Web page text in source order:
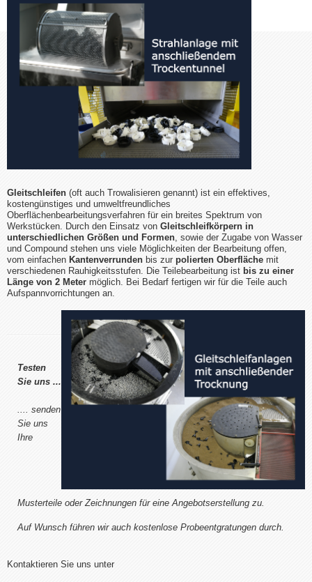
Gleitschleifen (oft auch Trowalisieren genannt) ist ein effektives,
kostengünstiges und umweltfreundliches
Oberflächenbearbeitungsverfahren für ein breites Spektrum von
Werkstücken. Durch den Einsatz von Gleitschleifkörpern in
unterschiedlichen Größen und Formen , sowie der Zugabe von Wasser
und Compound stehen uns viele Möglichkeiten der Bearbeitung offen,
vom einfachen Kantenverrunden bis zur polierten Oberfläche mit
verschiedenen Rauhigkeitsstufen. Die Teilebearbeitung ist bis zu einer
Länge von 2 Meter möglich. Bei Bedarf fertigen wir für die Teile auch
Aufspannvorrichtungen an.
Testen
Sie uns ...
.... senden
Sie uns
Ihre
Musterteile oder Zeichnungen für eine Angebotserstellung zu.
Auf Wunsch führen wir auch kostenlose Probeentgratungen durch.
Kontaktieren Sie uns unter